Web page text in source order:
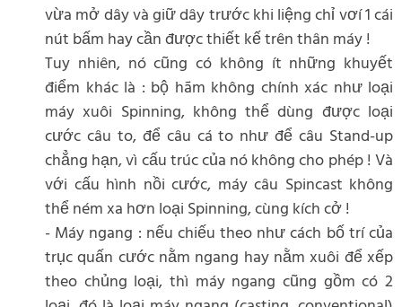
vừa mở dây và giữ dây trước khi liệng chỉ vơí 1 cái
nút bấm hay cần được thiết kế trên thân máy !
Tuy nhiên, nó cũng có không ít những khuyết
điểm khác là : bộ hãm không chính xác như loại
máy xuôi Spinning, không thể dùng được loại
cước câu to, để câu cá to như để câu Stand-up
chẳng hạn, vì cấu trúc của nó không cho phép ! Và
với cấu hình nồi cước, máy câu Spincast không
thể ném xa hơn loại Spinning, cùng kích cở !
- Máy ngang : nếu chiếu theo như cách bố trí của
trục quấn cước nằm ngang hay nằm xuôi để xếp
theo chủng loại, thì máy ngang cũng gồm có 2